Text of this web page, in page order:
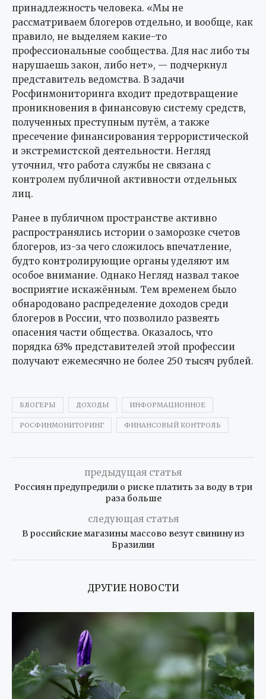
принадлежность человека. «Мы не
рассматриваем блогеров отдельно, и вообще, как
правило, не выделяем какие-то
профессиональные сообщества. Для нас либо ты
нарушаешь закон, либо нет», — подчеркнул
представитель ведомства. В задачи
Росфинмониторинга входит предотвращение
проникновения в финансовую систему средств,
полученных преступным путём, а также
пресечение финансирования террористической
и экстремистской деятельности. Негляд
уточнил, что работа службы не связана с
контролем публичной активности отдельных
лиц.
Ранее в публичном пространстве активно
распространялись истории о заморозке счетов
блогеров, из-за чего сложилось впечатление,
будто контролирующие органы уделяют им
особое внимание. Однако Негляд назвал такое
восприятие искажённым. Тем временем было
обнародовано распределение доходов среди
блогеров в России, что позволило развеять
опасения части общества. Оказалось, что
порядка 63% представителей этой профессии
получают ежемесячно не более 250 тысяч рублей.
БЛОГЕРЫ ДОХОДЫ ИНФОРМАЦИОННОЕ
РОСФИНМОНИТОРИНГ ФИНАНСОВЫЙ КОНТРОЛЬ
предыдущая статья
Россиян предупредили о риске платить за воду в три
раза больше
следующая статья
В российские магазины массово везут свинину из
Бразилии
ДРУГИЕ НОВОСТИ